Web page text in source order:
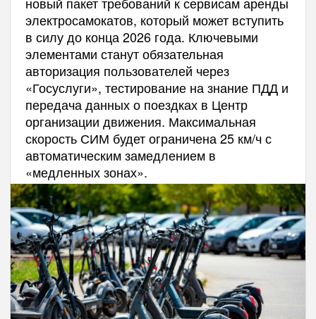
электросамокатов, который может вступить
в силу до конца 2026 года. Ключевыми
элементами станут обязательная
авторизация пользователей через
«Госуслуги», тестирование на знание ПДД и
передача данных о поездках в Центр
организации движения. Максимальная
скорость СИМ будет ограничена 25 км/ч с
автоматическим замедлением в
«медленных зонах».